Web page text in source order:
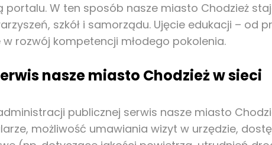
portalu. W ten sposób nasze miasto Chodzież
szkół i samorządu. Ujęcie edukacji –
rozwój kompetencji młodego pokolenia.
nasze miasto Chodzież w sieci
publicznej serwis nasze miasto
możliwość umawiania wizyt w urzędzie,